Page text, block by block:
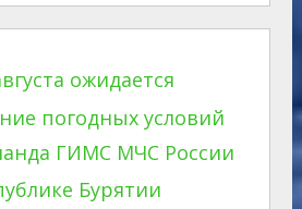
ожидается
погодных условий
ГИМС МЧС России
Бурятии